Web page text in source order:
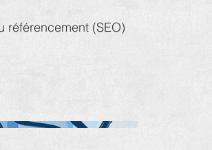
référencement (SEO)